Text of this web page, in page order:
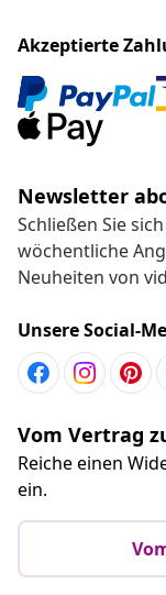
Akzeptierte
Newsletter
Schließen Sie
wöchentliche
Neuheiten von
Unsere Social-
Vom Vertrag
Reiche einen
ein.